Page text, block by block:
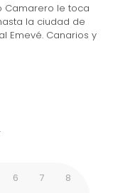
Camarero le toca
la ciudad de
Emevé. Canarios y
6 7
8